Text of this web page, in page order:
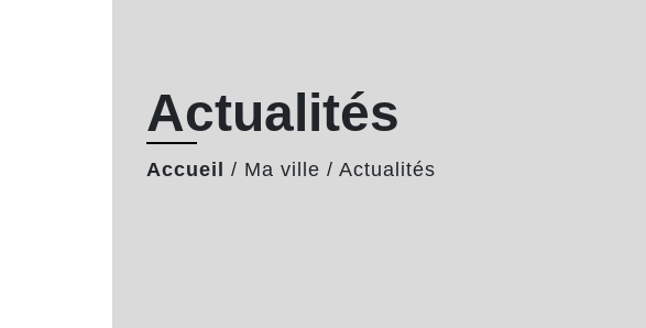
Actualités
Accueil / Ma ville / Actualités